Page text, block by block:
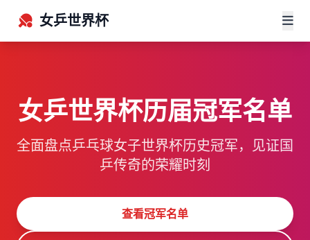
女乒世界杯
女乒世界杯历届冠军名单
全面盘点乒乓球女子世界杯历史冠军，见证国
乒传奇的荣耀时刻
查看冠军名单